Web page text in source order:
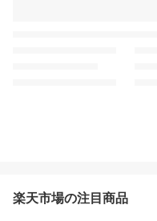
楽天市場の注目商品